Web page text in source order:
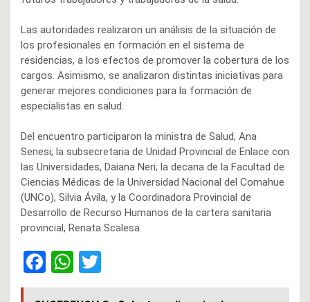
Las autoridades realizaron un análisis de la situación de
los profesionales en formación en el sistema de
residencias, a los efectos de promover la cobertura de los
cargos. Asimismo, se analizaron distintas iniciativas para
generar mejores condiciones para la formación de
especialistas en salud.
Del encuentro participaron la ministra de Salud, Ana
Senesi; la subsecretaria de Unidad Provincial de Enlace con
las Universidades, Daiana Neri; la decana de la Facultad de
Ciencias Médicas de la Universidad Nacional del Comahue
(UNCo), Silvia Ávila, y la Coordinadora Provincial de
Desarrollo de Recurso Humanos de la cartera sanitaria
provincial, Renata Scalesa.
F
a
W
h
wi